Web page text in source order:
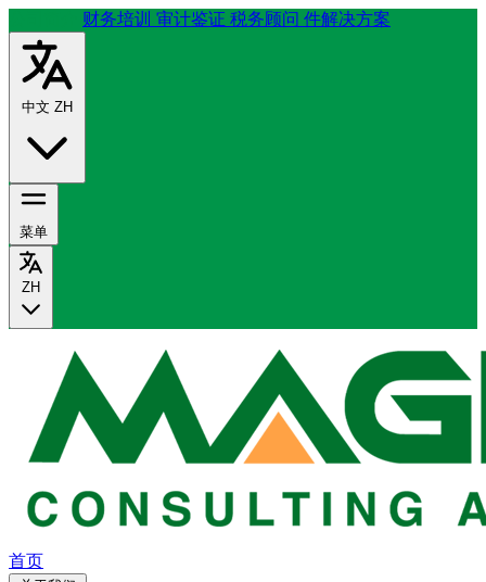
财务培训 审计鉴证 税务顾问 件解决方案
中文 ZH
菜单
ZH
首页